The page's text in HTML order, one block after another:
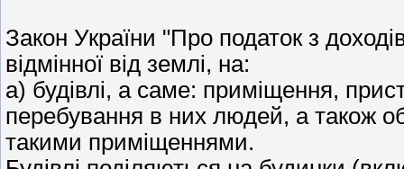
Закон України "Про податок з
відмінної від землі, на:
а) будівлі, а саме: приміщення,
перебування в них людей, а також
такими приміщеннями.